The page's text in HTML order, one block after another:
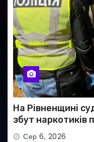
На Рівненщині
збут наркотиків
Сер 6, 2026